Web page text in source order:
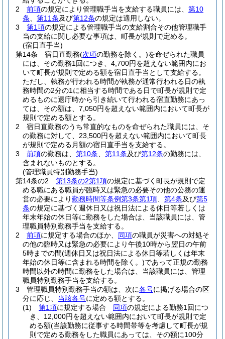
2
前項の規定により管理職手当を支給する職員には、 第10
条
第11条及び第12条の規定は適用しない。
3
第1項の規定による管理職手当の支給割合その他管理職手
当の支給に関し必要な事項は、町長が規則で定める。
(宿日直手当)
第14条
宿日直勤務(次項の勤務を除く。)を命ぜられた職員
には、その勤務1回につき、4,700円を超えない範囲内にお
いて町長が規則で定める額を宿日直手当として支給する。
ただし、執務が行われる時間が執務が通常行われる日の執
務時間の2分の1に相当する時間である日で町長が規則で定
めるものに退庁時から引き続いて行われる宿直勤務にあっ
ては、その額は、7,050円を超えない範囲内において町長が
規則で定める額とする。
2
宿日直勤務のうち常直的なものを命ぜられた職員には、そ
の勤務に対して、23,500円を超えない範囲内において町長
が規則で定める月額の宿日直手当を支給する。
3
前項の勤務は、 第10条 第11条及び第12条の勤務には、
含まれないものとする。
(管理職員特別勤務手当)
第14条の2
第13条の2第1項の規定に基づく町長が規則で定
める職にある職員が臨時又は緊急の必要その他の公務の運
営の必要により勤務時間等条例第3条第1項 第4条及び第5
条の規定に基づく週休日又は祝日法による休日等若しくは
年末年始の休日等に勤務をした場合は、当該職員には、管
理職員特別勤務手当を支給する。
2
前項に規定する場合のほか、 同項の職員が災害への対処そ
の他の臨時又は緊急の必要により午後10時から翌日の午前
5時までの間(週休日又は祝日法による休日等若しくは年末
年始の休日等に含まれる時間を除く。)であって正規の勤務
時間以外の時間に勤務をした場合は、当該職員には、管理
職員特別勤務手当を支給する。
3
管理職員特別勤務手当の額は、次に各号に掲げる場合の区
分に応じ、 当該各号に定める額とする。
(1)
第1項に規定する場合 同項の規定による勤務1回につ
き、12,000円を超えない範囲内において町長が規則で定
める額(当該勤務に従事する時間帯等を考慮して町長が規
則で定める勤務をした職員にあっては、その額に100分